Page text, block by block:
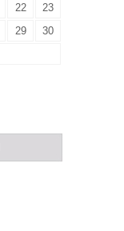
22
23
29
30